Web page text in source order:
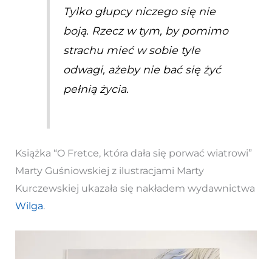
Tylko głupcy niczego się nie
boją. Rzecz w tym, by pomimo
strachu mieć w sobie tyle
odwagi, ażeby nie bać się żyć
pełnią życia.
Książka “O Fretce, która dała się porwać wiatrowi”
Marty Guśniowskiej z ilustracjami Marty
Kurczewskiej ukazała się nakładem wydawnictwa
Wilga.